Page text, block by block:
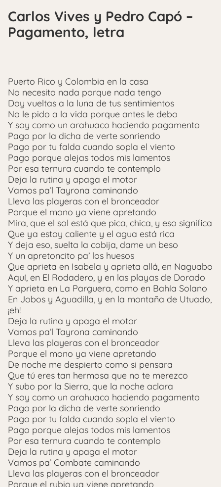
Carlos Vives y Pedro Capó –
Pagamento, letra
Puerto Rico y Colombia en la casa
No necesito nada porque nada tengo
Doy vueltas a la luna de tus sentimientos
No le pido a la vida porque antes le debo
Y soy como un arahuaco haciendo pagamento
Pago por la dicha de verte sonriendo
Pago por tu falda cuando sopla el viento
Pago porque alejas todos mis lamentos
Por esa ternura cuando te contemplo
Deja la rutina y apaga el motor
Vamos pa’l Tayrona caminando
Lleva las playeras con el bronceador
Porque el mono ya viene apretando
Mira, que el sol está que pica, chica, y eso significa
Que ya estoy caliente y el agua está rica
Y deja eso, suelta la cobija, dame un beso
Y un apretoncito pa’ los huesos
Que aprieta en Isabela y aprieta allá, en Naguabo
Aquí, en El Rodadero, y en las playas de Dorado
Y aprieta en La Parguera, como en Bahía Solano
En Jobos y Aguadilla, y en la montaña de Utuado,
¡eh!
Deja la rutina y apaga el motor
Vamos pa’l Tayrona caminando
Lleva las playeras con el bronceador
Porque el mono ya viene apretando
De noche me despierto como si pensara
Que tú eres tan hermosa que no te merezco
Y subo por la Sierra, que la noche aclara
Y soy como un arahuaco haciendo pagamento
Pago por la dicha de verte sonriendo
Pago por tu falda cuando sopla el viento
Pago porque alejas todos mis lamentos
Por esa ternura cuando te contemplo
Deja la rutina y apaga el motor
Vamos pa’ Combate caminando
Lleva las playeras con el bronceador
Porque el rubio ya viene apretando